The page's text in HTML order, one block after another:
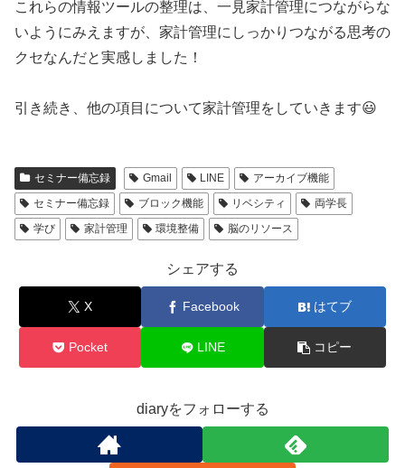
これらの情報ツールの整理は、一見家計管理につながらな
いようにみえますが、家計管理にしっかりつながる思考の
クセなんだと実感しました！
引き続き、他の項目について家計管理をしていきます😃
セミナー備忘録 Gmail LINE
アーカイブ機能
セミナー備忘録
ブロック機能 リベシティ
両学長
学び
家計管理 環境整備 脳のリソース
シェアする
X Facebook はてブ
Pocket LINE コピー
diaryをフォローする